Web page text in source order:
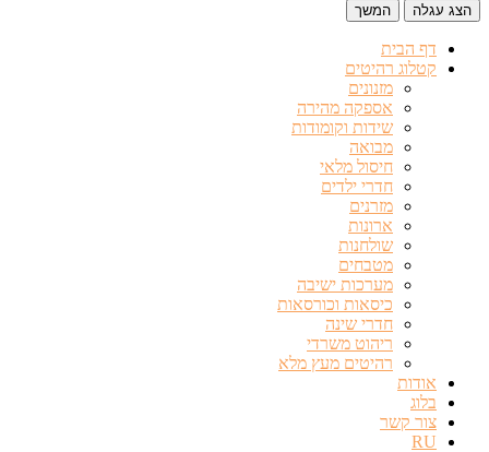
הצג עגלה המשך
דף הבית
קטלוג רהיטים
מזנונים
אספקה מהירה
שידות וקומודות
מבואה
חיסול מלאי
חדרי ילדים
מזרנים
ארונות
שולחנות
מטבחים
מערכות ישיבה
כיסאות וכורסאות
חדרי שינה
ריהוט משרדי
רהיטים מעץ מלא
אודות
בלוג
צור קשר
RU